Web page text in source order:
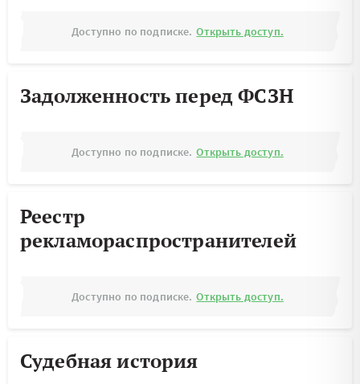
Доступно по подписке. Открыть доступ.
Задолженность перед ФСЗН
Доступно по подписке. Открыть доступ.
Реестр
рекламораспространителей
Доступно по подписке. Открыть доступ.
Судебная история